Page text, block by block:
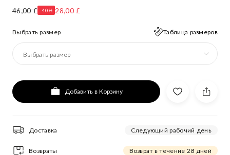
46,00 £ -40% 28,00 £
Выбрать размер Таблица размеров
Выбрать размер
Добавить в Корзину
Доставка Следующий рабочий день
Возвраты Возврат в течение 28 дней